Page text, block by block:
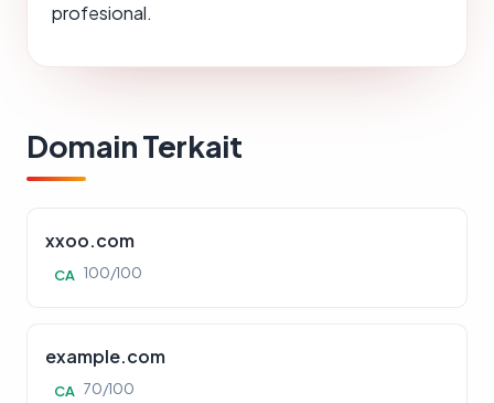
profesional.
Domain Terkait
xxoo.com
CA 100/100
example.com
CA 70/100